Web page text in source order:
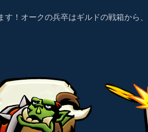
！オークの兵卒はギルドの戦箱から